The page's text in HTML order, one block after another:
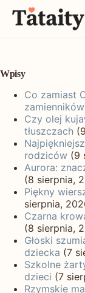
P
r
d
d
t
e
c
Wpisy
Co zamiast
zamienników
Czy olej
tłuszczach
rodziców (9
Aurora:
(8 sierpnia,
Piękny
sierpnia,
Czarna
(8 sierpnia,
Głoski
dziecka (7
Szkolne
dzieci (7
Rzymskie